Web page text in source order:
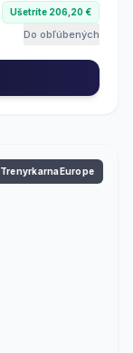
Ušetríte 206,20 €
Do obľúbených
TrenyrkarnaEurope